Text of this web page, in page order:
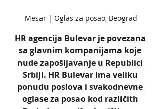
Mesar | Oglas za posao, Beograd
HR agencija Bulevar je povezana
sa glavnim kompanijama koje
nude zapošljavanje u Republici
Srbiji. HR Bulevar ima veliku
ponudu poslova i svakodnevne
oglase za posao kod različith